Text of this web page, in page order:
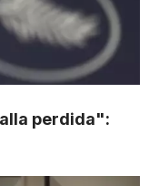
perdida":